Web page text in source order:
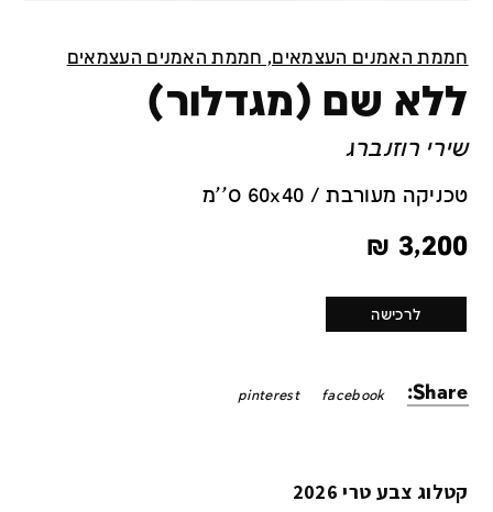
חממת האמנים העצמאים, חממת האמנים העצמאים
ללא שם (מגדלור)
שירי רוזנברג
טכניקה מעורבת / 60x40 ס''מ
3,200
₪
לרכישה
Share:
facebook
pinterest
קטלוג צבע טרי 2026